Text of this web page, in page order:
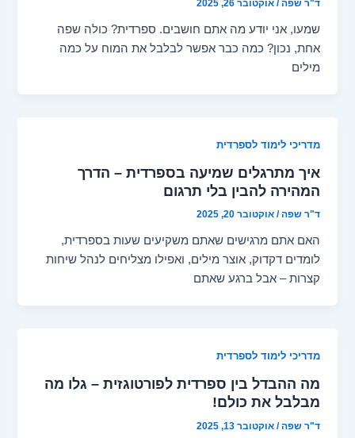
ד"ר שפה/אוקטובר 26, 2025
שמעו, אני יודע מה אתם חושבים. ספרדית? כולה שפה
אחת, נכון? כמה כבר אפשר לבלבל את המוח על כמה
מילים
מדריכי לימוד לספרדית
איך מתרגלים שמיעה בספרדית – הדרך
המהירה להבין בלי תרגום
ד"ר שפה/אוקטובר 20, 2025
האם אתם מרגישים שאתם משקיעים שעות בספרדית,
לומדים דקדוק, אוצר מילים, ואפילו מצליחים לנהל שיחות
קצרות – אבל ברגע שאתם
מדריכי לימוד לספרדית
מה ההבדל בין ספרדית לפורטוגזית – גלו מה
מבלבל את כולם!
ד"ר שפה/אוקטובר 13, 2025